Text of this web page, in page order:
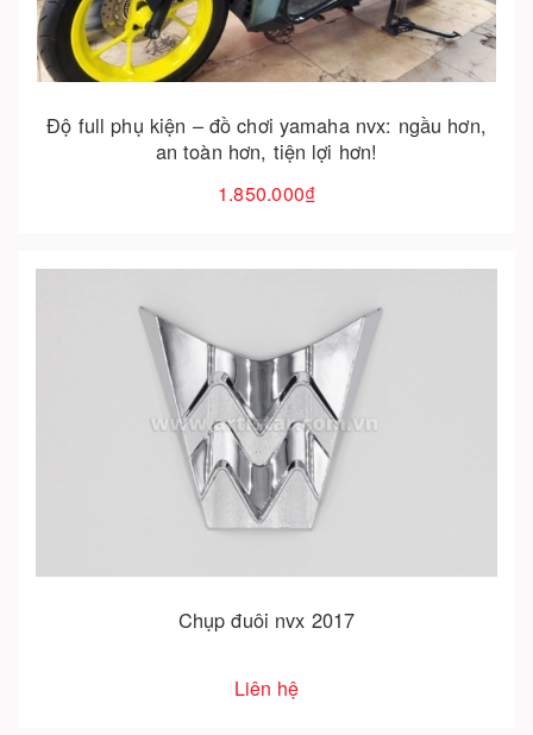
Độ full phụ kiện – đồ chơi yamaha nvx: ngầu hơn,
an toàn hơn, tiện lợi hơn!
1.850.000₫
Chụp đuôi nvx 2017
Liên hệ